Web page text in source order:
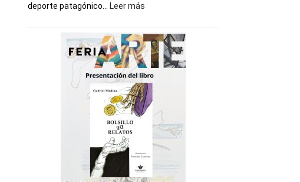
deporte patagónico...
Leer más
sede
del
cierre
general
de
los
Juegos
Epade
2027